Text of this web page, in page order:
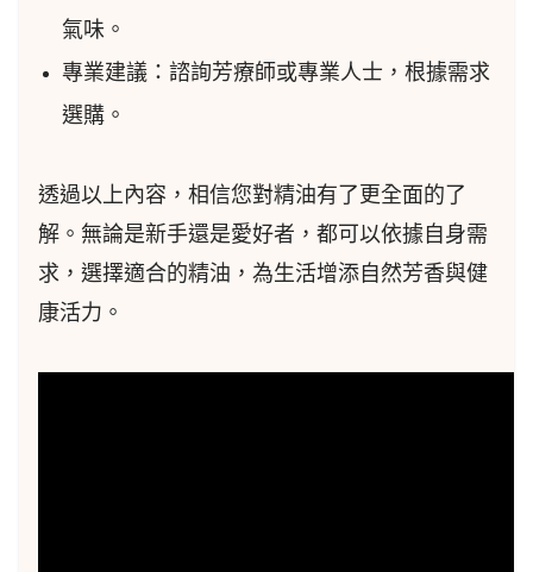
氣味。
專業建議：諮詢芳療師或專業人士，根據需求
選購。
透過以上內容，相信您對精油有了更全面的了
解。無論是新手還是愛好者，都可以依據自身需
求，選擇適合的精油，為生活增添自然芳香與健
康活力。